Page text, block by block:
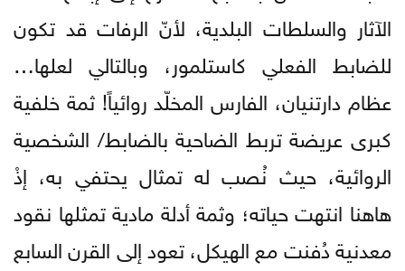
الآثار والسلطات البلدية، لأنّ الرفات قد تكون
للضابط الفعلي كاستلمور، وبالتالي لعلها…
عظام دارتنيان، الفارس المخلّد روائياً! ثمة خلفية
كبرى عريضة تربط الضاحية بالضابط/ الشخصية
الروائية، حيث نُصب له تمثال يحتفي به، إذْ
هاهنا انتهت حياته؛ وثمة أدلة مادية تمثلها نقود
معدنية دُفنت مع الهيكل، تعود إلى القرن السابع